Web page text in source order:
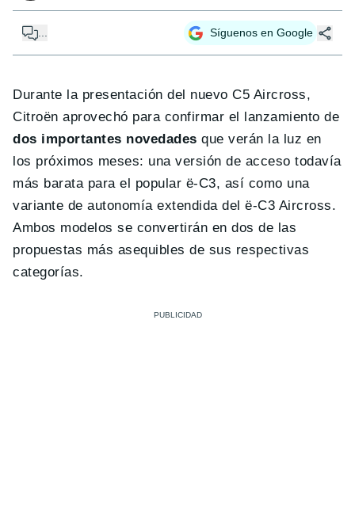
... Síguenos en Google
Durante la presentación del nuevo C5 Aircross,
Citroën aprovechó para confirmar el lanzamiento de
dos importantes novedades que verán la luz en
los próximos meses: una versión de acceso todavía
más barata para el popular ë-C3, así como una
variante de autonomía extendida del ë-C3 Aircross.
Ambos modelos se convertirán en dos de las
propuestas más asequibles de sus respectivas
categorías.